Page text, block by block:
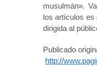
musulmán».
los artículos es
dirigida al
Publicado
http://